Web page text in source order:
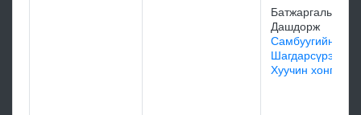
Батжаргалын
Дашдорж
Самбуугийн
Хуучин хонгор